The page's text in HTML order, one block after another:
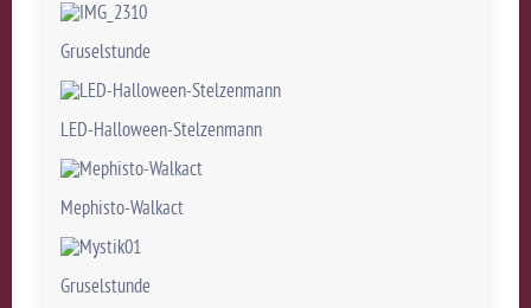
Gruselstunde
LED-Halloween-Stelzenmann
Mephisto-Walkact
Gruselstunde